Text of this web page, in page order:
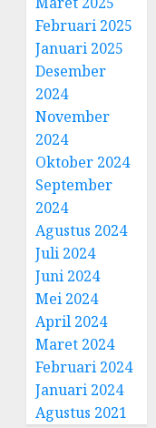
Februari 2025
Januari 2025
Desember
2024
November
2024
Oktober 2024
September
2024
Agustus 2024
Juli 2024
Juni 2024
Mei 2024
April 2024
Maret 2024
Februari 2024
Januari 2024
Agustus 2021